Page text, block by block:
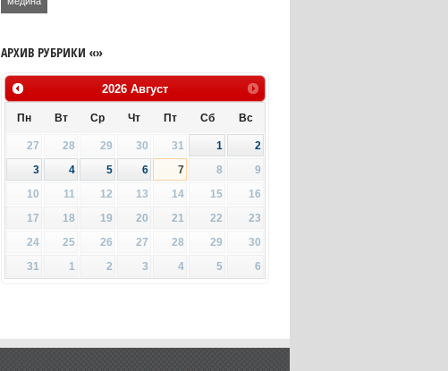
АРХИВ РУБРИКИ «»
2026 Август
Пн Вт Ср Чт Пт Сб Вс
27 28 29 30 31 1
2
3
4 5 6 7 8
9
10
11 12 13 14 15
16
17
18 19 20 21 22
23
24
25 26 27 28 29
30
31
1 2 3 4 5 6